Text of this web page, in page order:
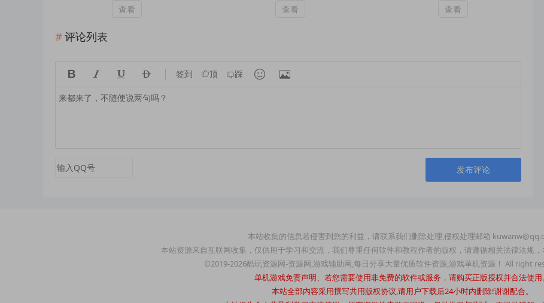
查看 查看 查看
评论列表
    签到 顶 踩  
发布评论
本站收集的信息若侵害到您的利益，请联系我们删除处理,侵权处理邮箱
本站资源来自互联网收集，仅供用于学习和交流，我们尊重任何软件和教程作者的版权，请遵循相关法律法规
©2019-2026酷玩资源网-资源网,游戏辅助网,每日分享大量优质软件资源,游戏单机资源！ All right
单机游戏免责声明、若您需要使用非免费的软件或服务，请购买正版授权并合法使用。
本站全部内容采用撰写共用版权协议,请用户下载后24小时内删除!谢谢配合。